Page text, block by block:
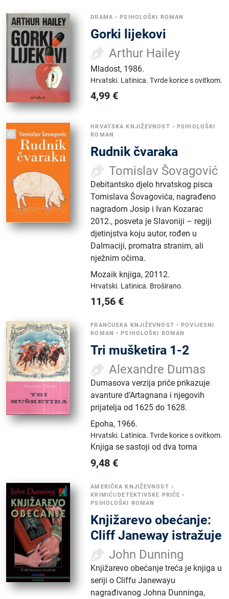
DRAMA •PSIHOLOŠKI ROMAN
Gorki lijekovi
Arthur Hailey
Mladost, 1986.
Hrvatski. Latinica.Tvrde korice s ovitkom.
4,99 €
HRVATSKA KNJIŽEVNOST •PSIHOLOŠKI
ROMAN
Rudnik čvaraka
Tomislav Šovagović
Debitantsko djelo hrvatskog pisca
Tomislava Šovagovića, nagrađeno
nagradom Josip i Ivan Kozarac
2012., posveta je Slavoniji – regiji
djetinjstva koju autor, rođen u
Dalmaciji, promatra stranim, ali
nježnim očima.
Mozaik knjiga,20112.
Hrvatski. Latinica. Broširano.
11,56 €
FRANCUSKA KNJIŽEVNOST •POVIJESNI
ROMAN •PSIHOLOŠKI ROMAN
Tri mušketira 1-2
Alexandre Dumas
Dumasova verzija priče prikazuje
avanture d’Artagnana i njegovih
prijatelja od 1625 do 1628.
Epoha, 1966.
Hrvatski. Latinica.Tvrde korice s ovitkom.
Knjiga se sastoji od dva toma
9,48 €
AMERIČKA KNJIŽEVNOST •
KRIMIĆI/DETEKTIVSKE PRIČE •
PSIHOLOŠKI ROMAN
Knjižarevo obećanje:
Cliff Janeway istražuje
John Dunning
Knjižarevo obećanje treća je knjiga u
seriji o Cliffu Janewayu
nagrađivanog Johna Dunninga,